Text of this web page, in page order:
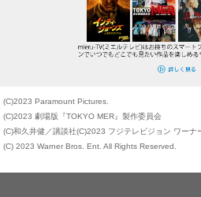
(C)2023 Paramount Pictures.
(C)2023 劇場版『TOKYO MER』製作委員会
(C)和久井健／講談社(C)2023 フジテレビジョン ワーナ
(C) 2023 Warner Bros. Ent. All Rights Reserved.